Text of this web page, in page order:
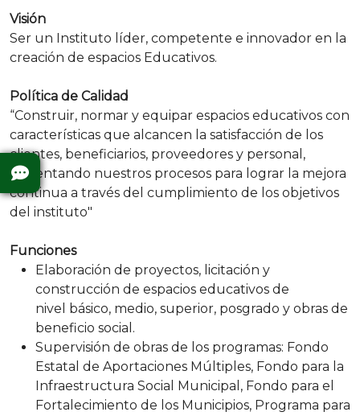
Visión
Ser un Instituto líder, competente e innovador en la
creación de espacios Educativos​.
Política de C​​alidad
“Construir, normar y equipar espa​​cios educativos con
características que alcancen la satisfacción de los
clientes, beneficiarios, proveedores y personal,
eficientando nuestros procesos para lograr la mejora
continua a través del cumplimiento de los objetivos
del instituto"​​​​​
Funciones
​Elaboración de proyectos, licitación y
construcción de espacios educativos de
nivel básico, medio, superior, posgrado y obras de
beneficio social.
Supervisión de obras de los programas: Fondo
Estatal de Aportaciones Múltiples, Fondo para la
Infraestructura Social Municipal, Fondo para el
Fortalecimiento de los Municipios, Programa para